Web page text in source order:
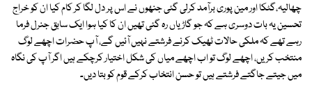
چھالیہ،گٹکا اور مین پوری برآمد کرلی گئی جنھوں نے اس پر دل لگا کر کام کیا ان کو خراج
تحسین یہ بات دوسری ہے کہ جو گاڑیاں رہ گئی تھیں ان کا کیا ہوا ایک سابق جنرل فرما
رہے تھے کہ ملکی حالات ٹھیک کرنے فرشتے نہیں آئیں گے، آپ حضرات اچھے لوگ
منتخب کریں، اچھے لوگ تو اب اچھے میاں کی شکل اختیار کرچکے ہیں اگر آپ کی نگاہ
میں جیتے جاگتے فرشتے ہیں تو حسن انتخاب کرکے قوم کو بتا دیں۔